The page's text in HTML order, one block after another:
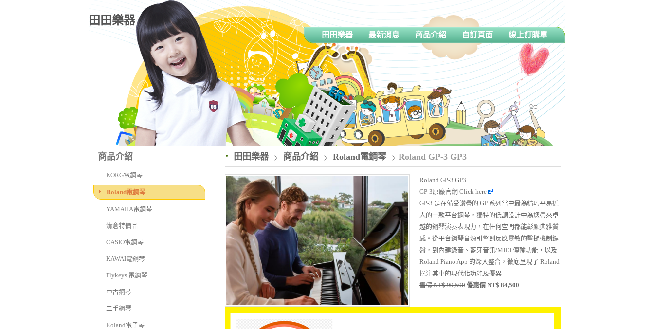
田田樂器
田田樂器 最新消息 商品介紹 自訂頁面 線上訂購單
商品介紹
KORG電鋼琴
Roland電鋼琴
YAMAHA電鋼琴
清倉特價品
CASIO電鋼琴
KAWAI電鋼琴
Flykeys 電鋼琴
中古鋼琴
二手鋼琴
Roland電子琴
田田樂器 商品介紹 Roland電鋼琴 Roland GP-3 GP3
Roland GP-3 GP3
GP-3原廠官網 Click here
GP-3 是在備受讚譽的 GP 系列當中最為精巧平易近
人的一款平台鋼琴，獨特的低調設計中為您帶來卓
越的鋼琴演奏表現力，在任何空間都能彰顯典雅質
感。從平台鋼琴音源引擎到反應靈敏的擊搥機制鍵
盤，到內建錄音、藍牙音訊/MIDI 傳輸功能，以及
Roland Piano App 的深入整合，徹底呈現了 Roland
挹注其中的現代化功能及優異
售價 NT$ 99,500 優惠價 NT$ 84,500